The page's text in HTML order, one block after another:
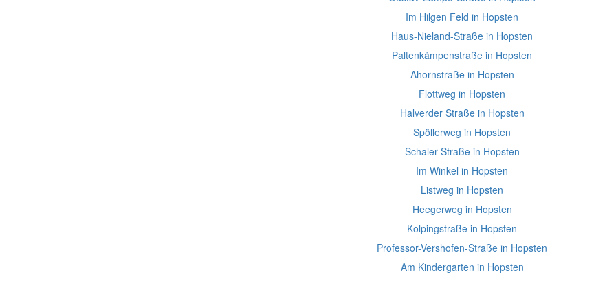
Im Hilgen Feld in Hopsten
Haus-Nieland-Straße in Hopsten
Paltenkämpenstraße in Hopsten
Ahornstraße in Hopsten
Flottweg in Hopsten
Halverder Straße in Hopsten
Spöllerweg in Hopsten
Schaler Straße in Hopsten
Im Winkel in Hopsten
Listweg in Hopsten
Heegerweg in Hopsten
Kolpingstraße in Hopsten
Professor-Vershofen-Straße in Hopsten
Am Kindergarten in Hopsten